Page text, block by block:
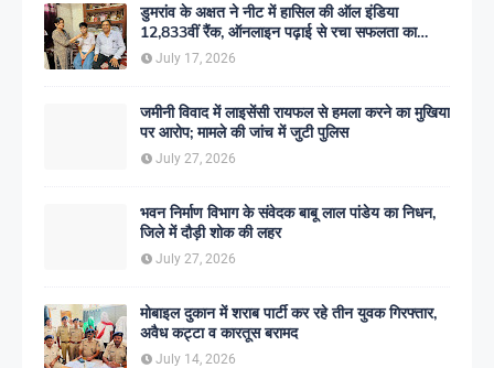
डुमरांव के अक्षत ने नीट में हासिल की ऑल इंडिया
12,833वीं रैंक, ऑनलाइन पढ़ाई से रचा सफलता का
इतिहास
July 17, 2026
जमीनी विवाद में लाइसेंसी रायफल से हमला करने का मुखिया
पर आरोप; मामले की जांच में जुटी पुलिस
July 27, 2026
भवन निर्माण विभाग के संवेदक बाबू लाल पांडेय का निधन,
जिले में दौड़ी शोक की लहर
July 27, 2026
मोबाइल दुकान में शराब पार्टी कर रहे तीन युवक गिरफ्तार,
अवैध कट्टा व कारतूस बरामद
July 14, 2026